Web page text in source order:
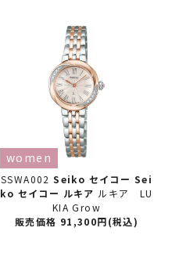
SSWA002 Seiko セイコー Sei
ko セイコー ルキア ルキア LU
KIA Grow
women
販売価格 91,300円(税込)